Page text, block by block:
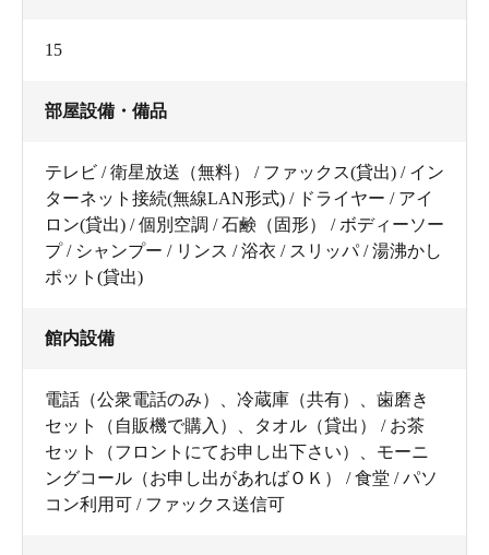
15
部屋設備・備品
テレビ / 衛星放送（無料） / ファックス(貸出) / イン
ターネット接続(無線LAN形式) / ドライヤー / アイ
ロン(貸出) / 個別空調 / 石鹸（固形） / ボディーソー
プ / シャンプー / リンス / 浴衣 / スリッパ / 湯沸かし
ポット(貸出)
館内設備
電話（公衆電話のみ）、冷蔵庫（共有）、歯磨き
セット（自販機で購入）、タオル（貸出） / お茶
セット（フロントにてお申し出下さい）、モーニ
ングコール（お申し出があればＯＫ） / 食堂 / パソ
コン利用可 / ファックス送信可